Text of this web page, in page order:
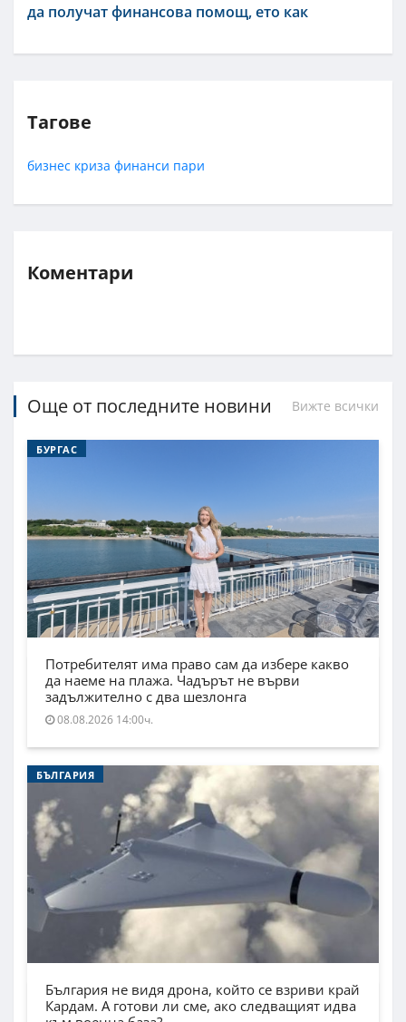
да получат финансова помощ, ето как
Тагове
бизнес криза финанси пари
Коментари
Още от последните новини Вижте всички
БУРГАС
Потребителят има право сам да избере какво
да наеме на плажа. Чадърът не върви
задължително с два шезлонга
08.08.2026 14:00ч.
БЪЛГАРИЯ
България не видя дрона, който се взриви край
Кардам. А готови ли сме, ако следващият идва